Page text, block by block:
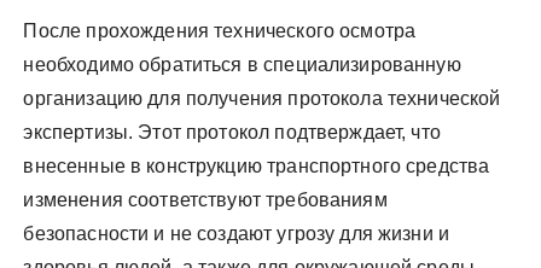
После прохождения технического осмотра
необходимо обратиться в специализированную
организацию для получения протокола технической
экспертизы. Этот протокол подтверждает, что
внесенные в конструкцию транспортного средства
изменения соответствуют требованиям
безопасности и не создают угрозу для жизни и